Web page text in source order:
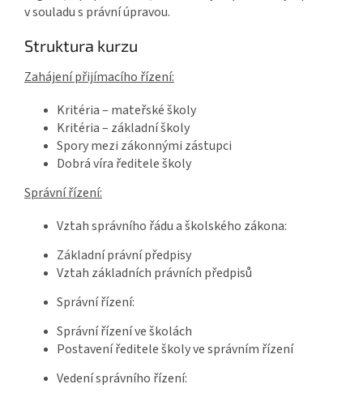
v souladu s právní úpravou.
Struktura kurzu
Zahájení přijímacího řízení:
Kritéria – mateřské školy
Kritéria – základní školy
Spory mezi zákonnými zástupci
Dobrá víra ředitele školy
Správní řízení:
Vztah správního řádu a školského zákona:
Základní právní předpisy
Vztah základních právních předpisů
Správní řízení:
Správní řízení ve školách
Postavení ředitele školy ve správním řízení
Vedení správního řízení: